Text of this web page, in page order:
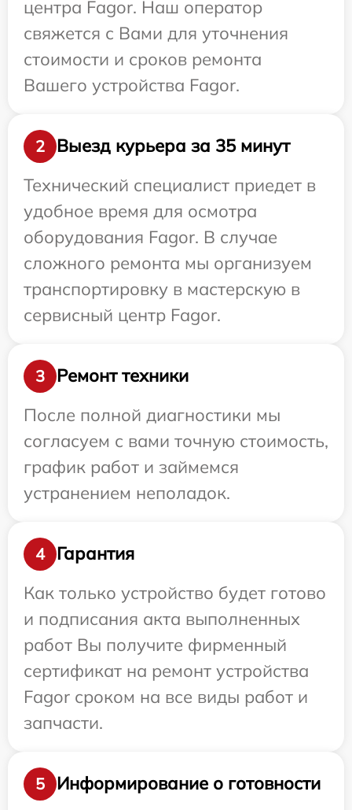
центра Fagor. Наш оператор
свяжется с Вами для уточнения
стоимости и сроков ремонта
Вашего устройства Fagor.
2
Выезд курьера за 35 минут
Технический специалист приедет в
удобное время для осмотра
оборудования Fagor. В случае
сложного ремонта мы организуем
транспортировку в мастерскую в
сервисный центр Fagor.
3
Ремонт техники
После полной диагностики мы
согласуем с вами точную стоимость,
график работ и займемся
устранением неполадок.
4
Гарантия
Как только устройство будет готово
и подписания акта выполненных
работ Вы получите фирменный
сертификат на ремонт устройства
Fagor сроком на все виды работ и
запчасти.
5
Информирование о готовности